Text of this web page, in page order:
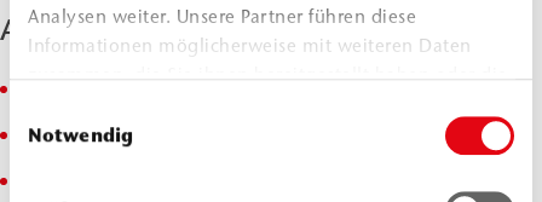
Analysen weiter. Unsere Partner führen diese
Informationen möglicherweise mit weiteren Daten
haben.
Notwendig
Anwendungsgebiete
Baugrundinjektion/Bodenverfestigung